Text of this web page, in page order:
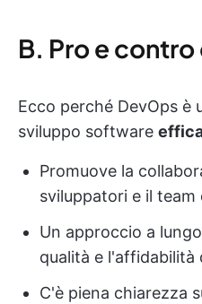
B. Pro e
Ecco perché DevOps è
sviluppo software
Promuove la
sviluppatori e il team
Un approccio a
qualità e l'affidabilità
C'è piena chiarezza